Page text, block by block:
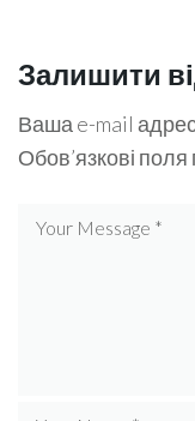
Залишити
Ваша e-mail
Обов’язкові поля